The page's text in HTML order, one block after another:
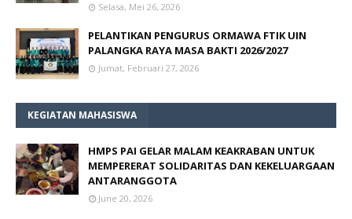
Selasa, Mei 26, 2026
PELANTIKAN PENGURUS ORMAWA FTIK UIN
PALANGKA RAYA MASA BAKTI 2026/2027
Jumat, Februari 27, 2026
KEGIATAN MAHASISWA
HMPS PAI GELAR MALAM KEAKRABAN UNTUK
MEMPERERAT SOLIDARITAS DAN KEKELUARGAAN
ANTARANGGOTA
June 20, 2026